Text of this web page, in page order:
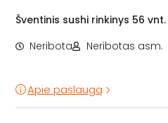
Šventinis sushi rinkinys 56
Neribota
Neribotas asm.
Apie paslaugą